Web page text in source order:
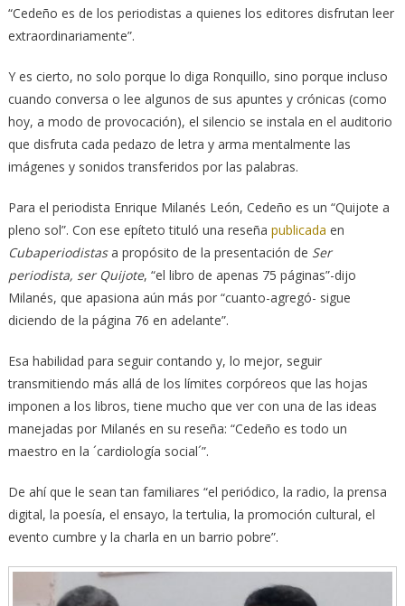
“Cedeño es de los periodistas a quienes los editores disfrutan leer
extraordinariamente”.
Y es cierto, no solo porque lo diga Ronquillo, sino porque incluso
cuando conversa o lee algunos de sus apuntes y crónicas (como
hoy, a modo de provocación), el silencio se instala en el auditorio
que disfruta cada pedazo de letra y arma mentalmente las
imágenes y sonidos transferidos por las palabras.
Para el periodista Enrique Milanés León, Cedeño es un “Quijote a
pleno sol”. Con ese epíteto tituló una reseña publicada en
Cubaperiodistasa propósito de la presentación de Ser
periodista, ser Quijote, “el libro de apenas 75 páginas”-dijo
Milanés, que apasiona aún más por “cuanto-agregó- sigue
diciendo de la página 76 en adelante”.
Esa habilidad para seguir contando y, lo mejor, seguir
transmitiendo más allá de los límites corpóreos que las hojas
imponen a los libros, tiene mucho que ver con una de las ideas
manejadas por Milanés en su reseña: “Cedeño es todo un
maestro en la ´cardiología social´”.
De ahí que le sean tan familiares “el periódico, la radio, la prensa
digital, la poesía, el ensayo, la tertulia, la promoción cultural, el
evento cumbre y la charla en un barrio pobre”.